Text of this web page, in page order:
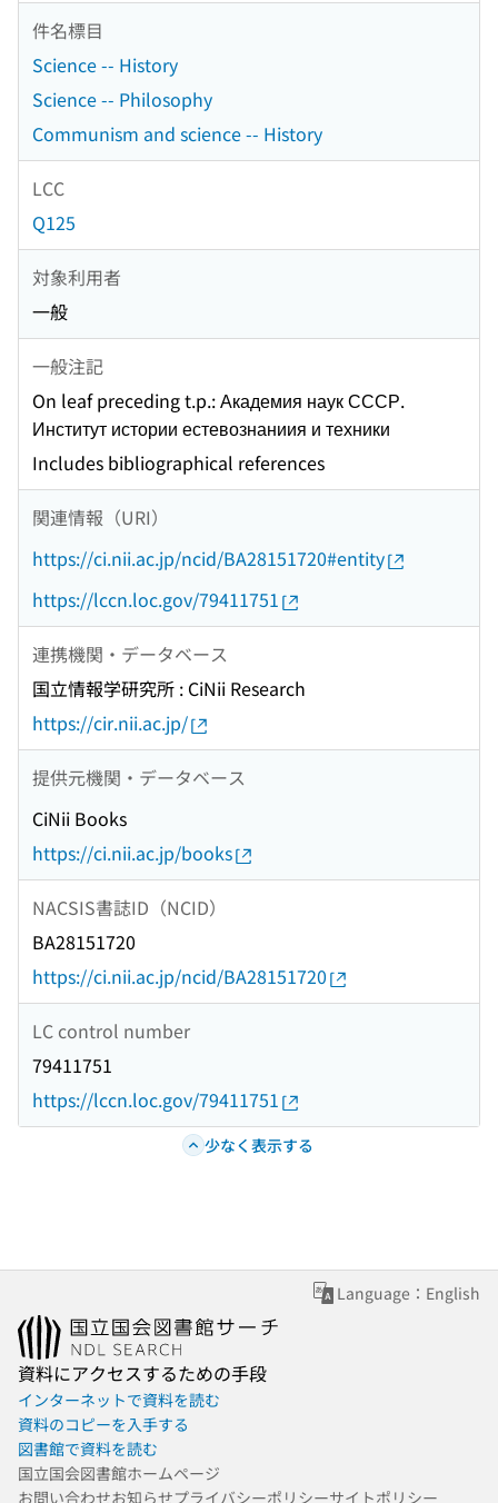
件名標目
Science -- History
Science -- Philosophy
Communism and science -- History
LCC
Q125
対象利用者
一般
一般注記
On leaf preceding t.p.: Академия наук СССР.
Институт истории естевознаниия и техники
Includes bibliographical references
関連情報（URI）
https://ci.nii.ac.jp/ncid/BA28151720#entity
https://lccn.loc.gov/79411751
連携機関・データベース
国立情報学研究所 : CiNii Research
https://cir.nii.ac.jp/
提供元機関・データベース
CiNii Books
https://ci.nii.ac.jp/books
NACSIS書誌ID（NCID）
BA28151720
https://ci.nii.ac.jp/ncid/BA28151720
LC control number
79411751
https://lccn.loc.gov/79411751
少なく表示する
Language：English
資料にアクセスするための手段
インターネットで資料を読む
資料のコピーを入手する
図書館で資料を読む
国立国会図書館ホームページ
お問い合わせお知らせプライバシーポリシーサイトポリシー